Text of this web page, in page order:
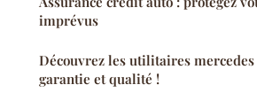
imprévus
Découvrez les utilitaires mercedes
garantie et qualité !